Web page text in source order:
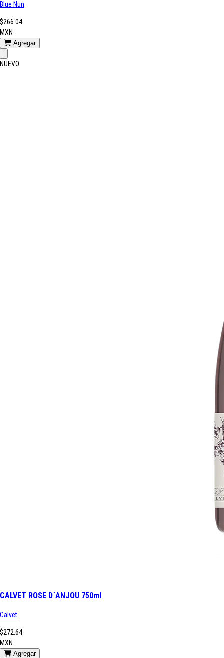
Blue Nun
$266.04
MXN
Agregar
NUEVO
CALVET ROSE D´ANJOU 750ml
Calvet
$272.64
MXN
Agregar